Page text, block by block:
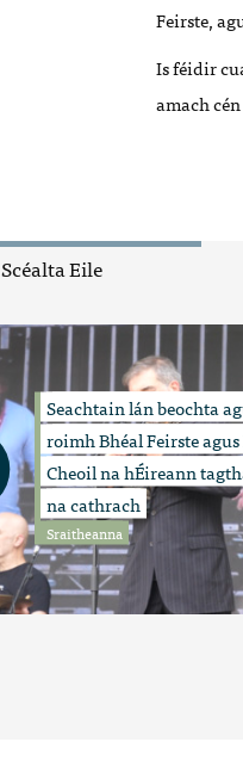
Feirste,
Is féidir
amach
Scéalta Eile
Seachtain lán beochta
roimh Bhéal Feirste
Cheoil na hÉireann
na cathrach
Sraitheanna